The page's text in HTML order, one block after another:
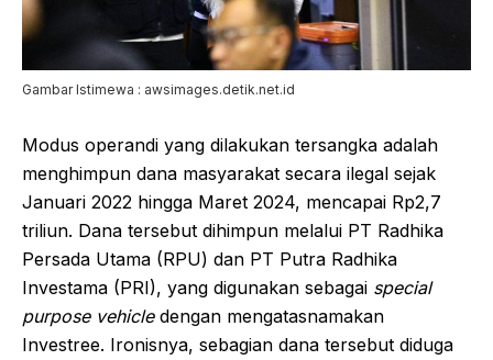
Gambar Istimewa : awsimages.detik.net.id
Modus operandi yang dilakukan tersangka adalah
menghimpun dana masyarakat secara ilegal sejak
Januari 2022 hingga Maret 2024, mencapai Rp2,7
triliun. Dana tersebut dihimpun melalui PT Radhika
Persada Utama (RPU) dan PT Putra Radhika
Investama (PRI), yang digunakan sebagai special
purpose vehicledengan mengatasnamakan
Investree. Ironisnya, sebagian dana tersebut diduga